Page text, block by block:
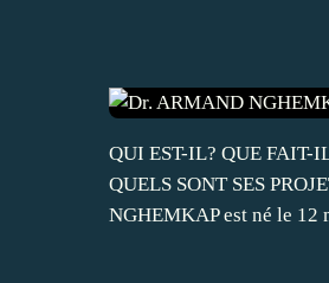
QUI EST-IL? QUE FAIT-
QUELS SONT SES
NGHEMKAP est né le 12